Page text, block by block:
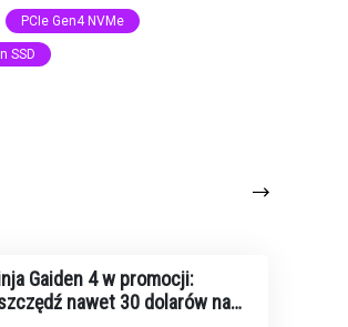
PCIe Gen4 NVMe
SSD
Gaiden 4 w promocji:
nawet 30 dolarów na